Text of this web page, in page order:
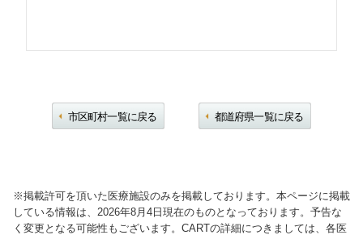
市区町村一覧に戻る 都道府県一覧に戻る
※掲載許可を頂いた医療施設のみを掲載しております。本ページに掲載
している情報は、2026年8月4日現在のものとなっております。予告な
く変更となる可能性もございます。CARTの詳細につきましては、各医